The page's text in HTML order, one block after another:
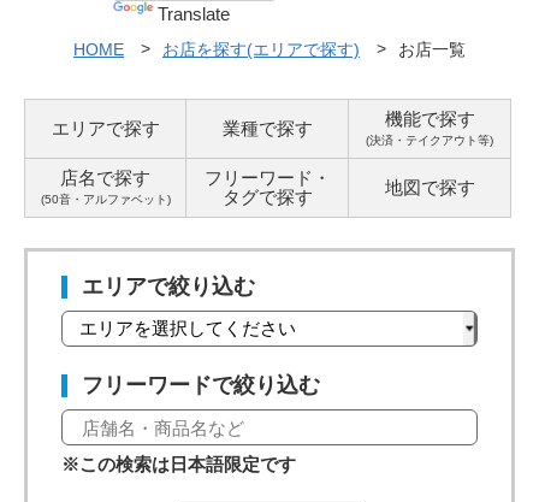
Translate
HOME お店を探す(エリアで探す) お店一覧
エリアで探す 業種で探す 機能で探す
(決済・テイクアウト等)
店名で探す
(50音・アルファベット)
フリーワード・
タグで探す 地図で探す
エリアで絞り込む
フリーワードで絞り込む
※この検索は日本語限定です